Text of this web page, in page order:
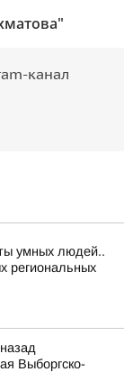
канал
умных людей..
региональных
Выборгско-